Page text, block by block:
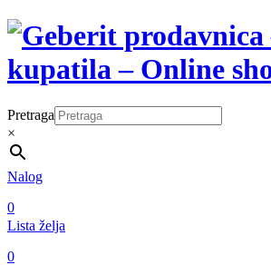
Pretraga
×
Nalog
0
Lista želja
0